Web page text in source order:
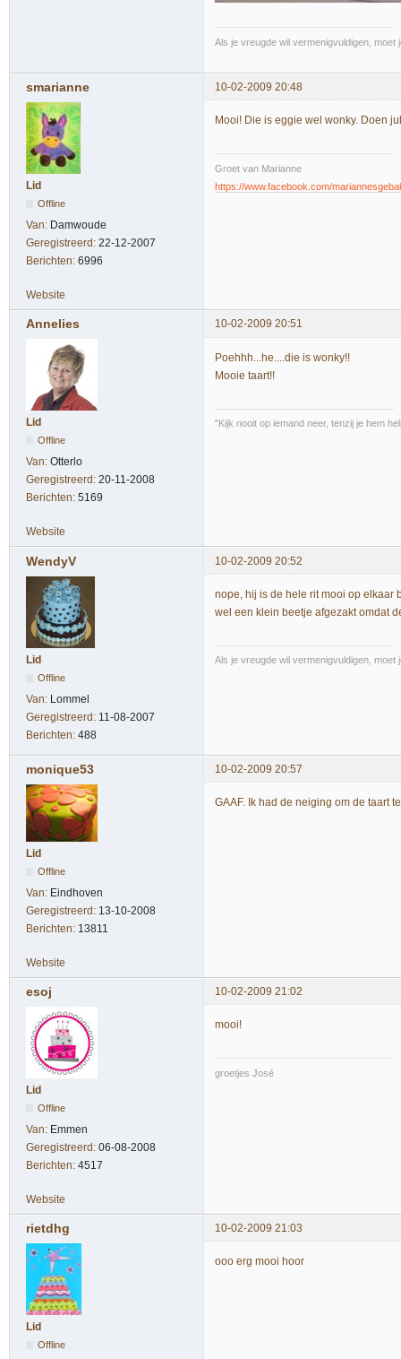
Als je vreugde wil vermenigvuldigen, moet
smarianne 10-02-2009 20:48
Lid
Offline
Van: Damwoude
Geregistreerd: 22-12-2007
Berichten: 6996
Mooi! Die is eggie wel wonky. Doen
Groet van Marianne
https://www.facebook.com/
Website
Annelies 10-02-2009 20:51
Lid
Offline
Van: Otterlo
Geregistreerd: 20-11-2008
Berichten: 5169
Poehhh...he....die is wonky!!
Mooie taart!!
"Kijk nooit op iemand neer, tenzij je hem
Website
WendyV 10-02-2009 20:52
Lid
Offline
Van: Lommel
Geregistreerd: 11-08-2007
Berichten: 488
nope, hij is de hele rit mooi op elkaar
wel een klein beetje afgezakt omdat
Als je vreugde wil vermenigvuldigen, moet
monique53 10-02-2009 20:57
Lid
Offline
Van: Eindhoven
Geregistreerd: 13-10-2008
Berichten: 13811
GAAF. Ik had de neiging om de taart
Website
esoj 10-02-2009 21:02
Lid
Offline
Van: Emmen
Geregistreerd: 06-08-2008
Berichten: 4517
mooi!
groetjes José
Website
rietdhg 10-02-2009 21:03
Lid
Offline
ooo erg mooi hoor